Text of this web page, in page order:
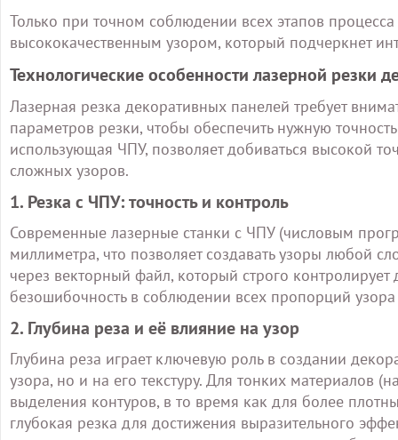
Только при точном соблюдении всех этапов
высококачественным узором, который подчеркнет
Технологические особенности лазерной резки
Лазерная резка декоративных панелей требует
параметров резки, чтобы обеспечить нужную
использующая ЧПУ, позволяет добиваться высокой
сложных узоров.
1. Резка с ЧПУ: точность и контроль
Современные лазерные станки с ЧПУ (числовым
миллиметра, что позволяет создавать узоры любой
через векторный файл, который строго контролирует
безошибочность в соблюдении всех пропорций
2. Глубина реза и её влияние на узор
Глубина реза играет ключевую роль в создании
узора, но и на его текстуру. Для тонких материалов
выделения контуров, в то время как для более
глубокая резка для достижения выразительного